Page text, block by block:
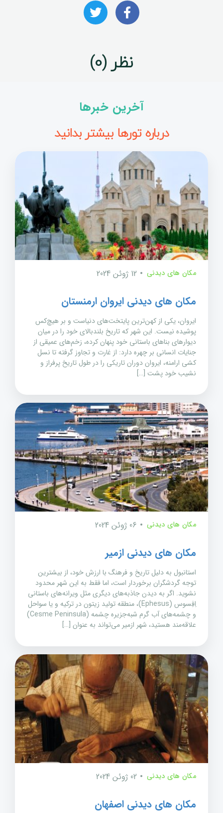
نظر (0)
آخرین خبرها
درباره تورها بیشتر بدانید
مکان های دیدنی 12 ژوئن 2024
مکان های دیدنی ایروان ارمنستان
ایروان، یکی از کهن‌ترین پایتخت‌های دنیاست و بر هیچ‌کس
پوشیده نیست. این شهر که تاریخ بلندبالای خود را در میان
دیوارهای بناهای باستانی خود پنهان کرده، زخم‌های عمیقی از
جنایات انسانی بر چهره دارد: از غارت و تجاوز گرفته تا نسل
کشی ارامنه، ایروان دوران تاریکی را در طول تاریخ پرفراز و
نشیب خود پشت […]
مکان های دیدنی 06 ژوئن 2024
مکان های دیدنی ازمیر
استانبول به دلیل تاریخ و فرهنگ با ارزش خود، از بیشترین
توجه گردشگران برخوردار است، اما فقط به این شهر محدود
نشوید. اگر به دیدن جاذبه‌های دیگری مثل ویرانه‌های باستانی
اِفِسوس (Ephesus)، منطقه تولید زیتون در ترکیه و یا سواحل
و چشمه‌های آب گرم شبه‌جزیره چشمه (Cesme Peninsula)
علاقه‌مند هستید، شهر ازمیر می‌تواند به عنوان […]
مکان های دیدنی 02 ژوئن 2024
مکان های دیدنی اصفهان